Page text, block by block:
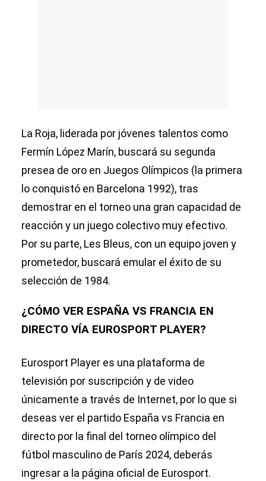
La Roja, liderada por jóvenes talentos como
Fermín López Marín, buscará su segunda
presea de oro en Juegos Olímpicos (la primera
lo conquistó en Barcelona 1992), tras
demostrar en el torneo una gran capacidad de
reacción y un juego colectivo muy efectivo.
Por su parte, Les Bleus, con un equipo joven y
prometedor, buscará emular el éxito de su
selección de 1984.
¿CÓMO VER ESPAÑA VS FRANCIA EN
DIRECTO VÍA EUROSPORT PLAYER?
Eurosport Player es una plataforma de
televisión por suscripción y de video
únicamente a través de Internet, por lo que si
deseas ver el partido España vs Francia en
directo por la final del torneo olímpico del
fútbol masculino de París 2024, deberás
ingresar a la página oficial de Eurosport.